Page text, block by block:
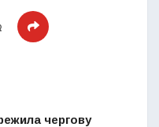
чергову